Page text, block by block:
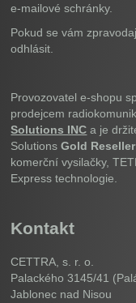
e-mailové schránky.
Pokud se vám
odhlásit.
Provozovatel e-shopu
prodejcem
Solutions INC a je
SolutionsGold
komerční vysilačky,
Express technologie.
Kontakt
CETTRA, s. r. o.
Palackého 3145/41
Jablonec nad Nisou